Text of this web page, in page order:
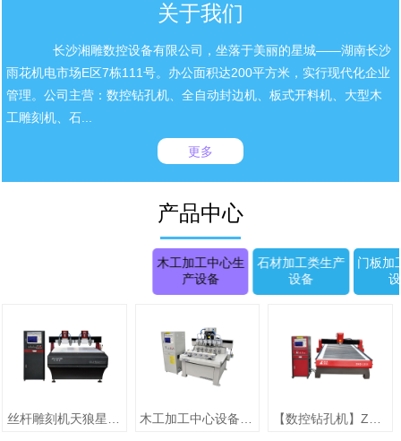
关于我们
长沙湘雕数控设备有限公司，坐落于美丽的星城——湖南长沙
雨花机电市场E区7栋111号。办公面积达200平方米，实行现代化企业
管理。公司主营：数控钻孔机、全自动封边机、板式开料机、大型木
工雕刻机、石...
更多
产品中心
木工加工中心生
产设备
石材加工类生产
设备
门板加